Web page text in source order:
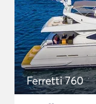
Ferretti 760